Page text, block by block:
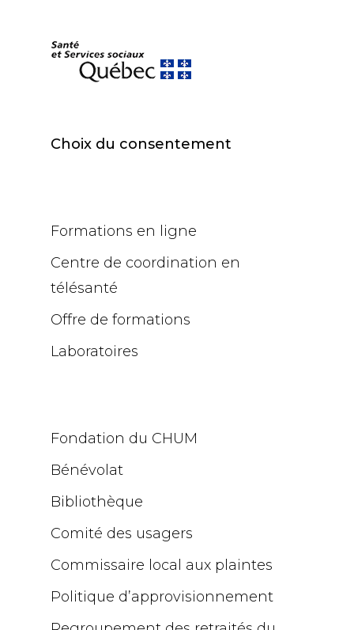
Choix du consentement
Formations en ligne
Centre de coordination en
télésanté
Offre de formations
Laboratoires
Fondation du CHUM
Bénévolat
Bibliothèque
Comité des usagers
Commissaire local aux plaintes
Politique d’approvisionnement